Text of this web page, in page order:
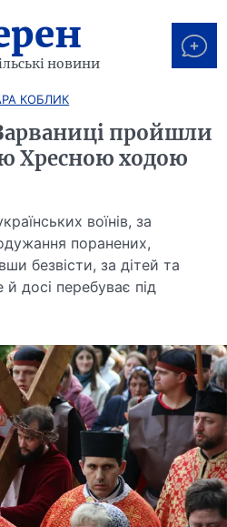
новини
КОБЛИК
пройшли
Хресною ходою
воїнів, за
поранених,
безвісти, за дітей та
й досі перебуває під